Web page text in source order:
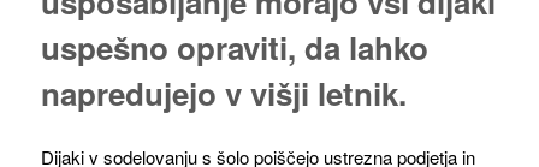
uspešno opraviti, da lahko
napredujejo v višji letnik.
Dijaki v sodelovanju s šolo poiščejo ustrezna podjetja in